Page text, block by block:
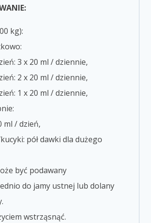
kg):
3 x 20 ml / dziennie,
2 x 20 ml / dziennie,
1 x 20 ml / dziennie,
/ dzień,
pół dawki dla dużego
być podawany
do jamy ustnej lub dolany
wstrząsnąć.